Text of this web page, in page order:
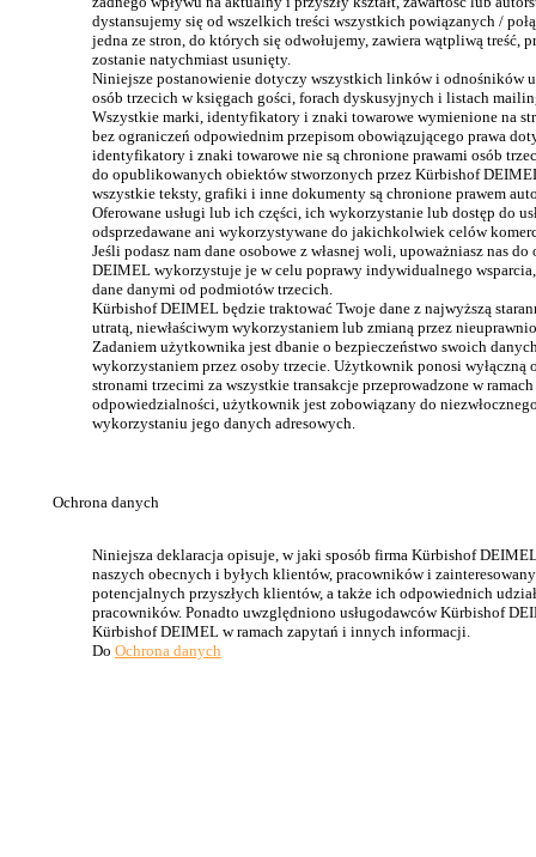
dystansujemy się od wszelkich treści wszystkich powiązanych /
jedna ze stron, do których się odwołujemy, zawiera wątpliwą
zostanie natychmiast usunięty.
Niniejsze postanowienie dotyczy wszystkich linków i odnośników
osób trzecich w księgach gości, forach dyskusyjnych i listach
Wszystkie marki, identyfikatory i znaki towarowe wymienione na
bez ograniczeń odpowiednim przepisom obowiązującego prawa
identyfikatory i znaki towarowe nie są chronione prawami osób
do opublikowanych obiektów stworzonych przez Kürbishof
wszystkie teksty, grafiki i inne dokumenty są chronione prawem
Oferowane usługi lub ich części, ich wykorzystanie lub dostęp do
odsprzedawane ani wykorzystywane do jakichkolwiek celów
Jeśli podasz nam dane osobowe z własnej woli, upoważniasz nas
DEIMEL wykorzystuje je w celu poprawy indywidualnego
dane danymi od podmiotów trzecich.
Kürbishof DEIMEL będzie traktować Twoje dane z najwyższą
utratą, niewłaściwym wykorzystaniem lub zmianą przez
Zadaniem użytkownika jest dbanie o bezpieczeństwo swoich
wykorzystaniem przez osoby trzecie. Użytkownik ponosi
stronami trzecimi za wszystkie transakcje przeprowadzone w
odpowiedzialności, użytkownik jest zobowiązany do
wykorzystaniu jego danych adresowych.
Ochrona danych
Niniejsza deklaracja opisuje, w jaki sposób firma Kürbishof
naszych obecnych i byłych klientów, pracowników i
potencjalnych przyszłych klientów, a także ich odpowiednich
pracowników. Ponadto uwzględniono usługodawców Kürbishof
Kürbishof DEIMEL w ramach zapytań i innych informacji.
Do Ochrona danych